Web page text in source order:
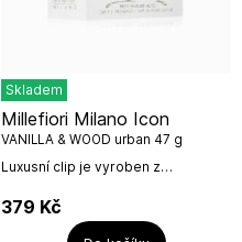
Skladem
Luxusní clip je vyroben z
parfémované pryže balen v
elegantním boxíku. Umístíte do
ventilace a doba provonění je...
Millefiori Milano Icon
VANILLA & WOOD urban 47 g
379 Kč